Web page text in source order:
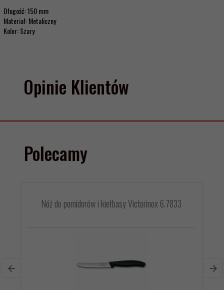
Długość: 150 mm
Materiał: Metaliczny
Kolor: Szary
Opinie Klientów
Polecamy
Nóż do pomidorów i kiełbasy Victorinox 6.7833